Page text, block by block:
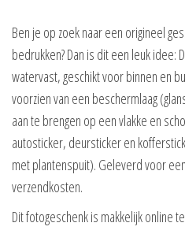
Ben je op zoek naar een origineel
bedrukken? Dan is dit een leuk idee:
watervast, geschikt voor binnen en
voorzien van een beschermlaag
aan te brengen op een vlakke en
autosticker, deursticker en
met plantenspuit). Geleverd voor
verzendkosten.
Dit fotogeschenk is makkelijk online